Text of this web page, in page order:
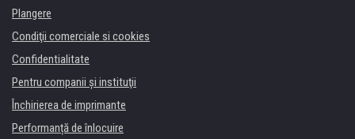
Plangere
Condiţii comerciale si cookies
Confidentialitate
Pentru companii și instituţii
Închirierea de imprimante
Performanță de înlocuire